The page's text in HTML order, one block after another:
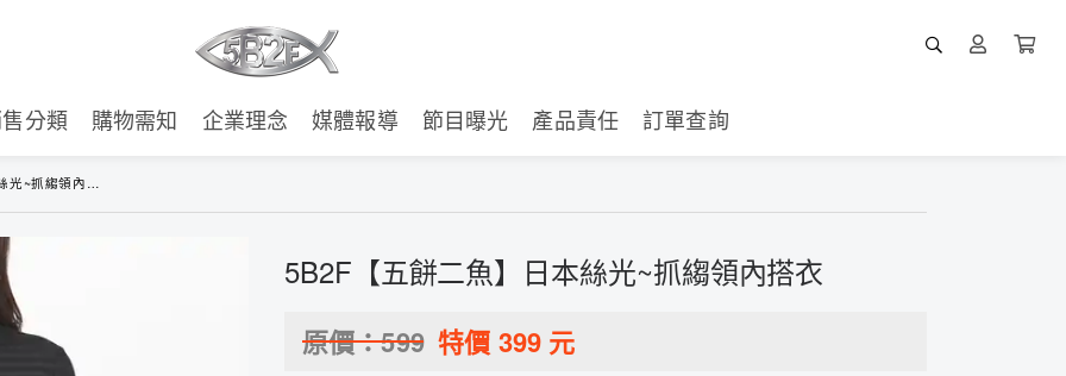
分類 購物需知 企業理念 媒體報導 節目曝光 產品責任 訂單查詢
抓縐領內搭衣
5B2F【五餅二魚】日本絲光~抓縐領內搭衣
原價：599 特價 399 元